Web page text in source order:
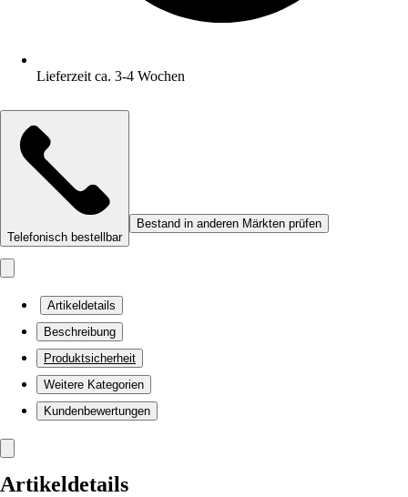
Lieferzeit ca. 3-4 Wochen
Telefonisch bestellbar
Bestand in anderen Märkten prüfen
Artikeldetails
Beschreibung
Produktsicherheit
Weitere Kategorien
Kundenbewertungen
Artikeldetails